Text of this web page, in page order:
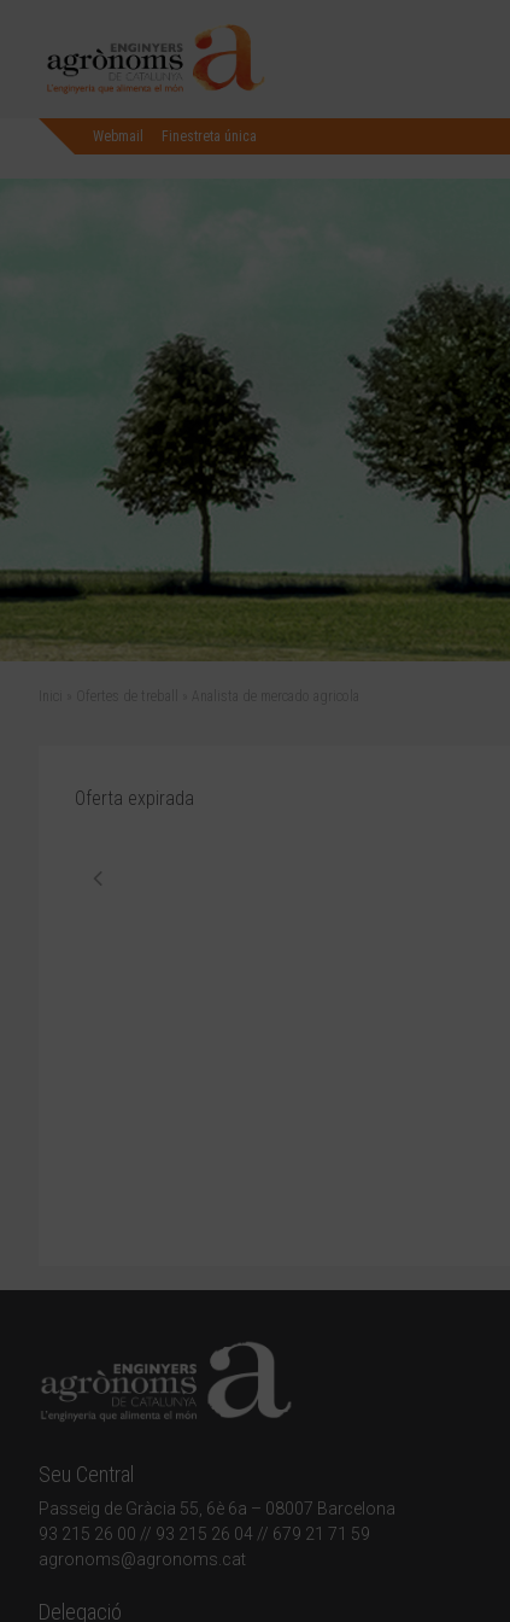
Webmail Finestreta única
Oferta expirada
Seu Central
Passeig de Gràcia 55, 6è 6a – 08007 Barcelona
93 215 26 00 // 93 215 26 04 // 679 21 71 59
agronoms@agronoms.cat
Delegació